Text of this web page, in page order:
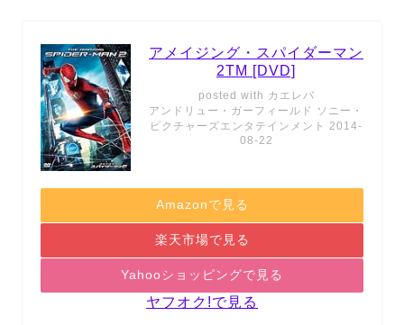
アメイジング・スパイダーマン
2TM [DVD]
posted with カエレバ
アンドリュー・ガーフィールド ソニー・
ピクチャーズエンタテインメント 2014-
08-22
Amazonで見る
楽天市場で見る
Yahooショッピングで見る
ヤフオク!で見る